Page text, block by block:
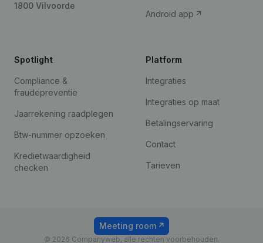
1800 Vilvoorde
Android app
Spotlight
Compliance &
fraudepreventie
Jaarrekening raadplegen
Btw-nummer opzoeken
Kredietwaardigheid
checken
Platform
Integraties
Integraties op maat
Betalingservaring
Contact
Tarieven
© 2026 Companyweb, alle rechten voorbehouden.
Meeting room